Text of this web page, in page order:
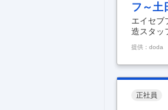
フ～土
エイセブ
造スタッ
躍中！
内容】 ★
迎★試作
導体』の
提供：doda
正社員